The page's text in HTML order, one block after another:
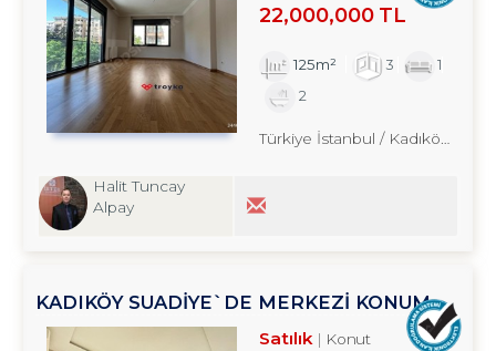
22,000,000 TL
125m² 3
1
2
Halit Tuncay
Alpay
KADIKÖY SUADİYE`DE MERKEZİ KONUM
EBEVEYN BANYOLU 3+1 SATILIK DAİRE
Satılık
Konut